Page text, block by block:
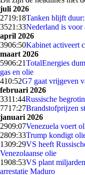
juli 2026
2719:18Tanken blijft
3521:33Nederland is voor
april 2026
3906:50Kabinet activeert
maart 2026
5906:21TotalEnergies
gas en olie
410:52G7 gaat vrijgeven
februari 2026
3311:44Russische
7717:27Brandstofprijzen
januari 2026
2909:07Venezuela voert
2809:33Trump kondigt
1309:29VS heeft
Venezolaanse olie
1908:53VS plant
arrestatie Maduro